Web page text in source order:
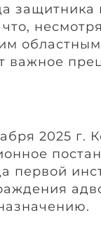
защитника
важное
2025 г.
первой